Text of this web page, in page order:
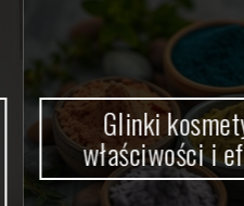
Glinki
właściwości i